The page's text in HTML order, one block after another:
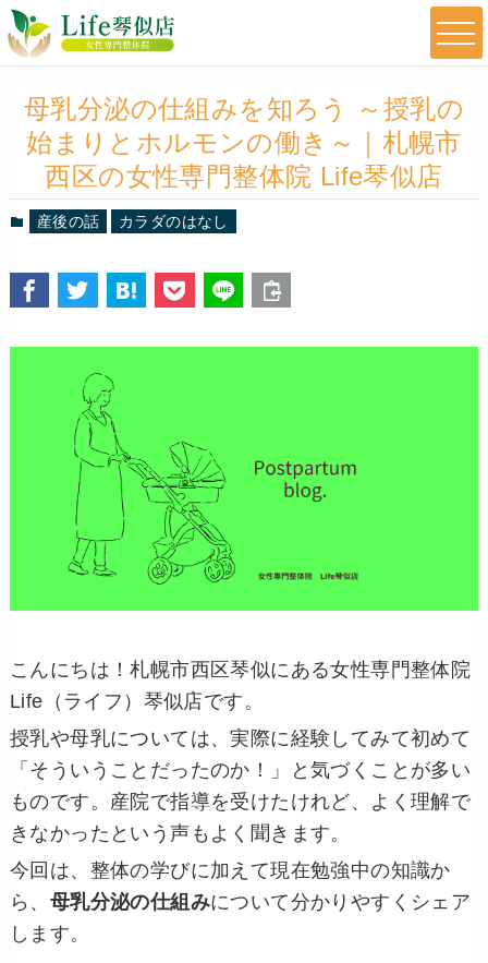
母乳分泌の仕組みを知ろう ～授乳の
始まりとホルモンの働き～｜札幌市
西区の女性専門整体院 Life琴似店
産後の話 カラダのはなし
こんにちは！札幌市西区琴似にある女性専門整体院
Life（ライフ）琴似店です。
授乳や母乳については、実際に経験してみて初めて
「そういうことだったのか！」と気づくことが多い
ものです。産院で指導を受けたけれど、よく理解で
きなかったという声もよく聞きます。
今回は、整体の学びに加えて現在勉強中の知識か
ら、 母乳分泌の仕組みについて分かりやすくシェア
します。